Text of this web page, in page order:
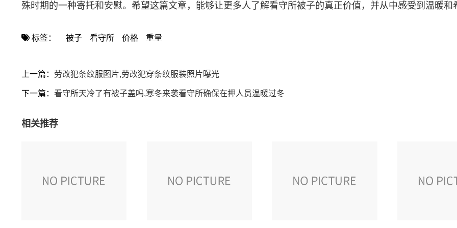
殊时期的一种寄托和安慰。希望这篇文章，能够让更多人了解看守所被子的真正价值，并从中感受到温暖和
标签： 被子 看守所 价格 重量
上一篇： 劳改犯条纹服图片,劳改犯穿条纹服装照片曝光
下一篇： 看守所天冷了有被子盖吗,寒冬来袭看守所确保在押人员温暖过冬
相关推荐